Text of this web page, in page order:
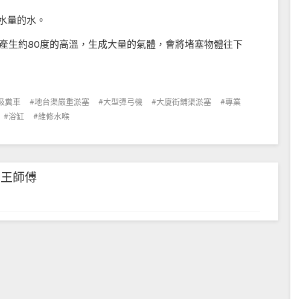
量的水。
生約80度的高溫，生成大量的氣體，會將堵塞物體往下
糞車 地台渠嚴重淤塞 大型彈弓機 大廈街鋪渠淤塞
專業
浴缸 維修水喉
王師傅